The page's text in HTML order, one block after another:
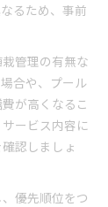
るため、事前
管理の有無な
合や、プール
が高くなるこ
ービス内容に
認しましょ
優先順位をつ